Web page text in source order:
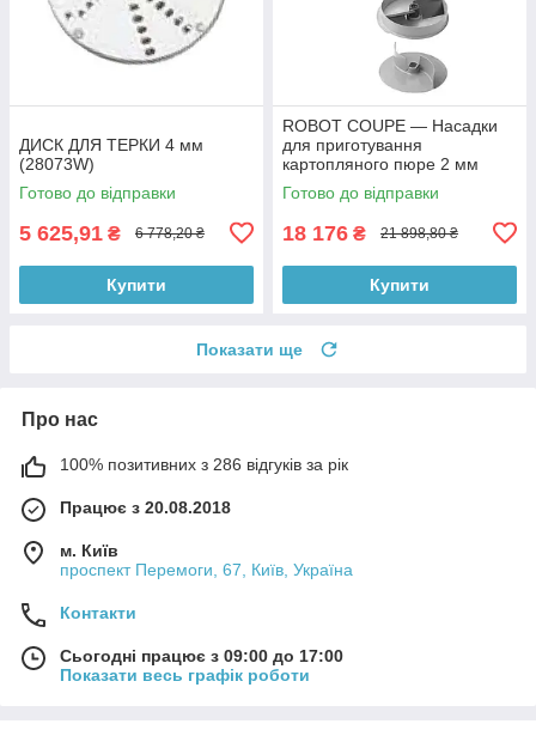
ДИСК ДЛЯ ТЕРКИ 4 мм
(28073W)
Готово до відправки
5 625,91 ₴ 6 778,20 ₴
Купити
ROBOT COUPE — Насадки
для приготування
картопляного пюре 2 мм
(28189)
Готово до відправки
18 176 ₴ 21 898,80 ₴
Купити
Показати ще
Про нас
100% позитивних з 286 відгуків за рік
Працює з 20.08.2018
м. Київ
проспект Перемоги, 67, Київ, Україна
Контакти
Сьогодні працює з 09:00 до 17:00
Показати весь графік роботи